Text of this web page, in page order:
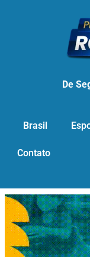
De
Brasil
Contato